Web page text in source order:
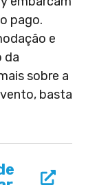
pago.
e
da
sobre a
basta